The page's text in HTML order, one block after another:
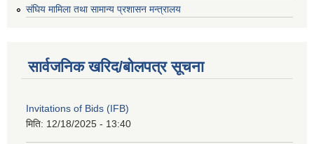
संघिय मामिला तथा सामान्य प्रशासन मन्त्रालय
सार्वजनिक खरिद/बोलपत्र सूचना
Invitations of Bids (IFB)
मिति: 12/18/2025 - 13:40